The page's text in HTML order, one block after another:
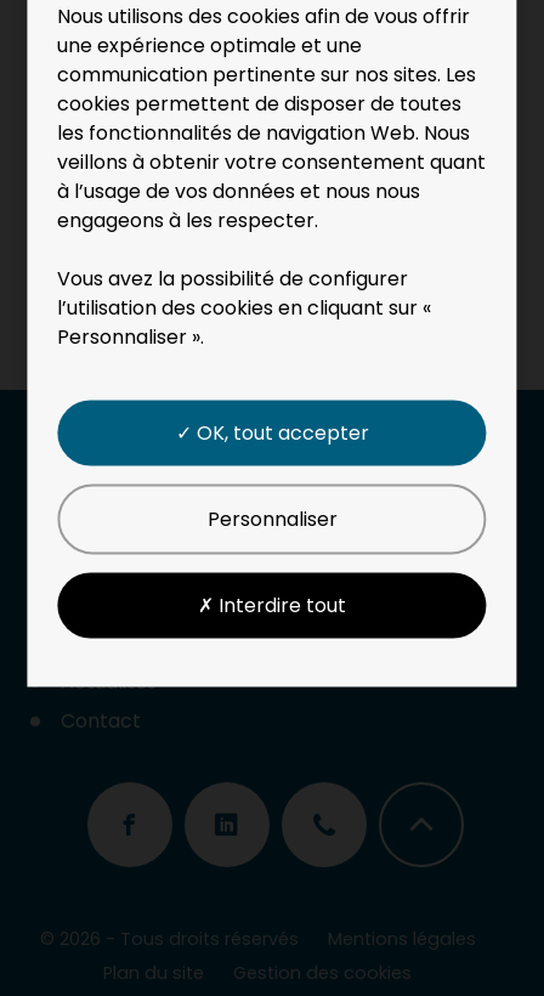
Article précédent
Article suivant
Retour aux actualités
Notre entreprise
Nos prestations
Nos expertises
Offres d’emplois
Actualités
Contact
© 2026 - Tous droits réservés
Mentions légales
Plan du site
Gestion des cookies
Nous utilisons des cookies afin de vous offrir
une expérience optimale et une
communication pertinente sur nos sites. Les
cookies permettent de disposer de toutes
les fonctionnalités de navigation Web. Nous
veillons à obtenir votre consentement quant
à l’usage de vos données et nous nous
engageons à les respecter.
Vous avez la possibilité de configurer
l’utilisation des cookies en cliquant sur «
Personnaliser ».
✓ OK, tout accepter
Personnaliser
✗ Interdire tout